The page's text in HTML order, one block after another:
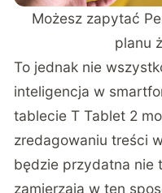
Możesz zapytać
planu
To jednak nie
inteligencja w
tablecie T Tablet 2
zredagowaniu treści
będzie przydatna nie
zamierzają w ten